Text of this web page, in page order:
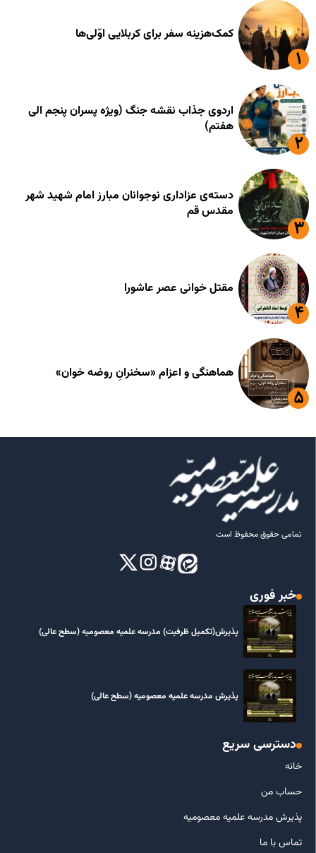
کمک‌هزینه سفر برای کربلایی اوّلی‌ها
اردوی جذاب نقشه جنگ (ویژه پسران پنجم الی
هفتم)
دسته‌ی عزاداری نوجوانان مبارز امام شهید شهر
مقدس قم
مقتل خوانی عصر عاشورا
هماهنگی و اعزام «سخنرانِ روضه خوان»
تمامی حقوق محفوظ است
خبر فوری
پذیرش(تکمیل ظرفیت) مدرسه علمیه معصومیه‌ (سطح عالی)
پذیرش مدرسه علمیه معصومیه‌ (سطح عالی)
دسترسی سریع
خانه
حساب من
پذیرش مدرسه علمیه معصومیه
تماس با ما